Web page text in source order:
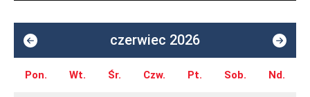
czerwiec 2026
Pon. Wt. Śr. Czw. Pt. Sob. Nd.